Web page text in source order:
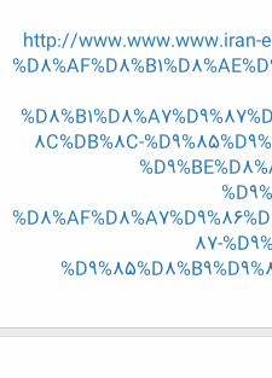
http://www.www.www.iran-
8C%DB%8C-
87-